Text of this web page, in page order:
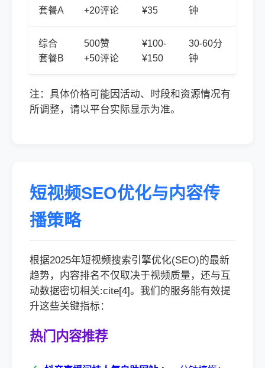
套餐A
+20评论
¥35
钟
综合
套餐B
500赞
+50评论
¥100-
¥150
30-60分
钟
注：具体价格可能因活动、时段和资源情况有
所调整，请以平台实际显示为准。
短视频SEO优化与内容传
播策略
根据2025年短视频搜索引擎优化(SEO)的最新
趋势，内容排名不仅取决于视频质量，还与互
动数据密切相关:cite[4]。我们的服务能有效提
升这些关键指标：
热门内容推荐